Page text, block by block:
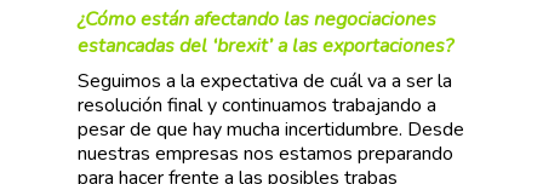
¿Cómo están afectando las negociaciones
estancadas del ‘brexit’ a las exportaciones?
Seguimos a la expectativa de cuál va a ser la
resolución final y continuamos trabajando a
pesar de que hay mucha incertidumbre. Desde
nuestras empresas nos estamos preparando
para hacer frente a las posibles trabas